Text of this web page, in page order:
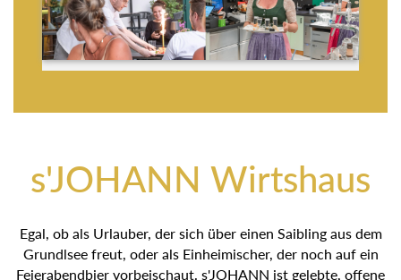
s'JOHANN Wirtshaus
Egal, ob als Urlauber, der sich über einen Saibling aus dem
Grundlsee freut, oder als Einheimischer, der noch auf ein
Feierabendbier vorbeischaut. s'JOHANN ist gelebte, offene